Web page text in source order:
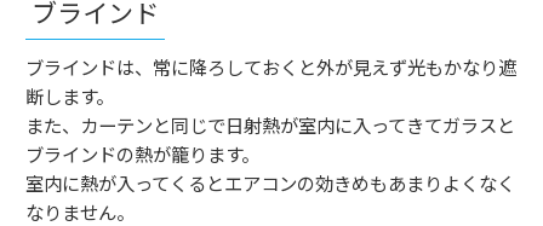
ブラインド
ブラインドは、常に降ろしておくと外が見えず光もかなり遮
断します。
また、カーテンと同じで日射熱が室内に入ってきてガラスと
ブラインドの熱が籠ります。
室内に熱が入ってくるとエアコンの効きめもあまりよくなく
なりません。